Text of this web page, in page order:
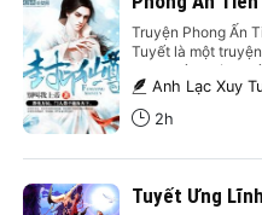
Truyện Phong Ấn
Tuyết là một
tranh đấu chém
trong truyện
địch nhưng lại hợp
Anh Lạc Xuy
2h
Tuyết Ưng